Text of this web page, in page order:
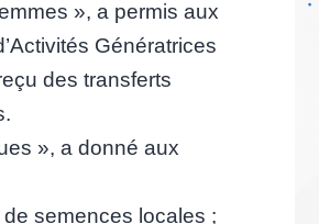
», a permis aux
Génératrices
des transferts
», a donné aux
semences locales ;